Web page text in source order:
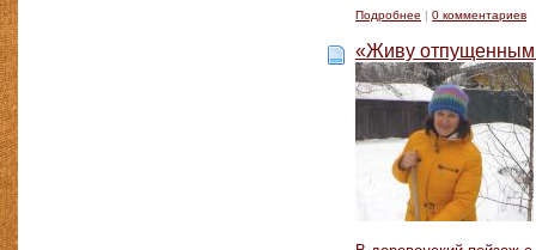
Подробнее | 0 комментариев
«Живу отпущенным